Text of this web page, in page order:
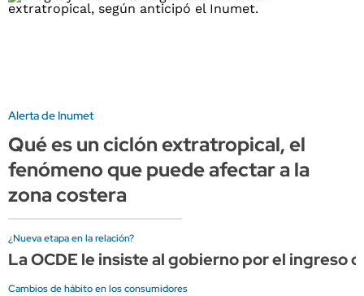
Alerta de Inumet
Qué es un ciclón extratropical, el
fenómeno que puede afectar a la
zona costera
¿Nueva etapa en la relación?
La OCDE le insiste al gobierno por el ingreso
Cambios de hábito en los consumidores